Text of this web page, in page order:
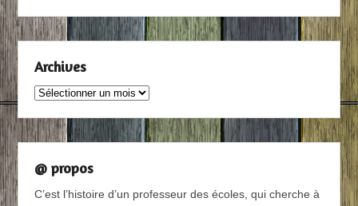
Archives
Archives
@ propos
C’est l’histoire d’un professeur des écoles, qui cherche à